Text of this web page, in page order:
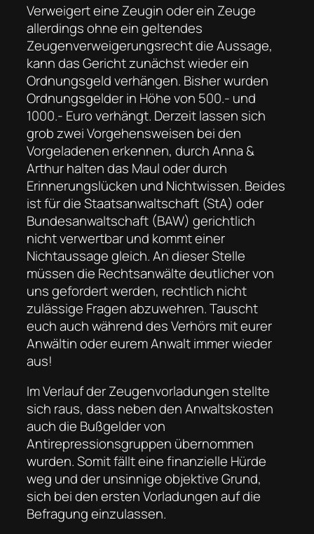
Verweigert eine Zeugin oder ein Zeuge
allerdings ohne ein geltendes
Zeugenverweigerungsrecht die Aussage,
kann das Gericht zunächst wieder ein
Ordnungsgeld verhängen. Bisher wurden
Ordnungsgelder in Höhe von 500.- und
1000.- Euro verhängt. Derzeit lassen sich
grob zwei Vorgehensweisen bei den
Vorgeladenen erkennen, durch Anna &
Arthur halten das Maul oder durch
Erinnerungslücken und Nichtwissen. Beides
ist für die Staatsanwaltschaft (StA) oder
Bundesanwaltschaft (BAW) gerichtlich
nicht verwertbar und kommt einer
Nichtaussage gleich. An dieser Stelle
müssen die Rechtsanwälte deutlicher von
uns gefordert werden, rechtlich nicht
zulässige Fragen abzuwehren. Tauscht
euch auch während des Verhörs mit eurer
Anwältin oder eurem Anwalt immer wieder
aus!
Im Verlauf der Zeugenvorladungen stellte
sich raus, dass neben den Anwaltskosten
auch die Bußgelder von
Antirepressionsgruppen übernommen
wurden. Somit fällt eine finanzielle Hürde
weg und der unsinnige objektive Grund,
sich bei den ersten Vorladungen auf die
Befragung einzulassen.